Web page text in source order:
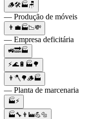
🪵🛠🏭🪑
— Produção de móveis
👨‍💼🏭📉💸
— Empresa deficitária
🚜🔜🏭
⚡🌊🔋🏭🌳
👨🪓🌳🪵🏭
— Planta de marcenaria
🏭⚡
🏭🔧👨‍🏭💪🔩